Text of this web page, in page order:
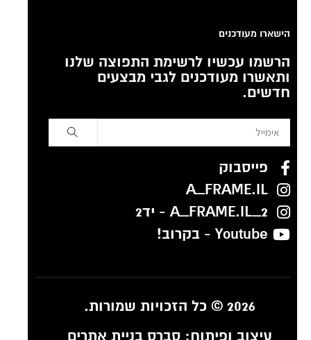
הישארו מעודכנים
הרשמו עכשיו לרשימת התפוצה שלנו
ותאשרו מעודכנים לגבי מבצעים
חדשים.
פייסבוק
A_FRAME.IL
A_FRAME.IL_2 - יד2
Youtube - בקרוב!
2026 © כל הזכויות שמורות.
עיצוב ופיתוח:סברס בניית אתרים